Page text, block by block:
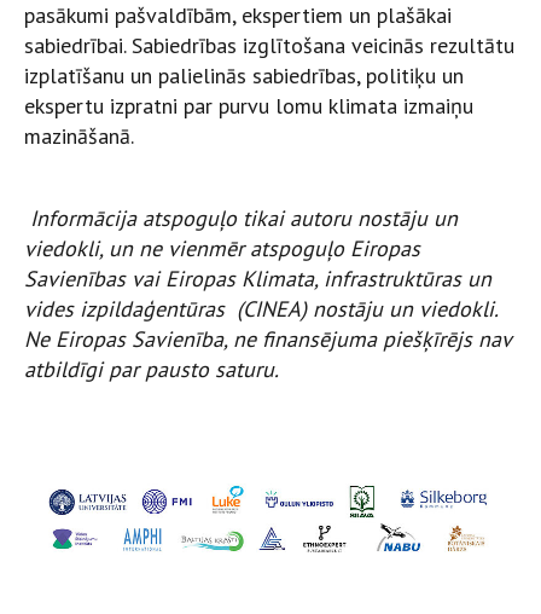
pasākumi pašvaldībām, ekspertiem un plašākai
sabiedrībai. Sabiedrības izglītošana veicinās rezultātu
izplatīšanu un palielinās sabiedrības, politiķu un
ekspertu izpratni par purvu lomu klimata izmaiņu
mazināšanā.
Informācija atspoguļo tikai autoru nostāju un
viedokli, un ne vienmēr atspoguļo Eiropas
Savienības vai Eiropas Klimata, infrastruktūras un
vides izpildaģentūras (CINEA) nostāju un viedokli.
Ne Eiropas Savienība, ne finansējuma piešķīrējs nav
atbildīgi par pausto saturu.